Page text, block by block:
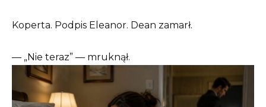
Koperta. Podpis Eleanor. Dean zamarł.
— „Nie teraz” — mruknął.